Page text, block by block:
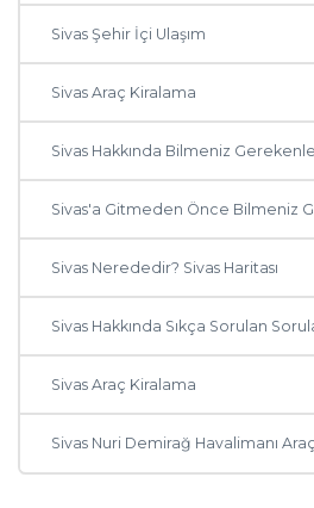
Sivas Şehir İçi Ulaşım
Sivas Araç Kiralama
Sivas Hakkında Bilmeniz
Sivas'a Gitmeden Önce Bilmeniz
Sivas Nerededir? Sivas Haritası
Sivas Hakkında Sıkça Sorulan
Sivas Araç Kiralama
Sivas Nuri Demirağ Havalimanı